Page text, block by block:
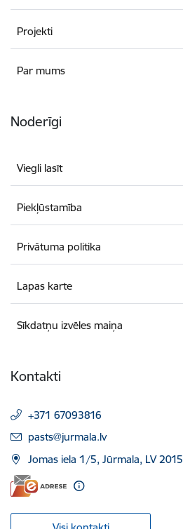
Projekti
Par mums
Noderīgi
Viegli lasīt
Piekļūstamība
Privātuma politika
Lapas karte
Sīkdatņu izvēles maiņa
Kontakti
+371 67093816
E-pasts:
pasts@jurmala.lv
Jomas iela 1/5, Jūrmala, LV 2015